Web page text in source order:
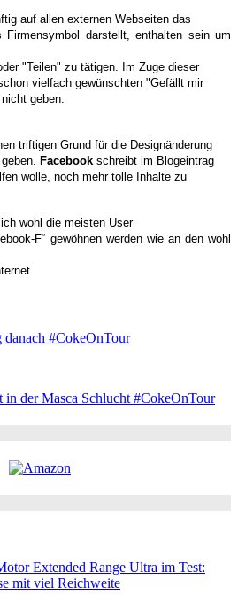
auf allen externen Webseiten das
darstellt, enthalten sein um
"Teilen" zu tätigen. Im Zuge dieser
vielfach gewünschten "Gefällt mir
geben.
triftigen Grund für die Designänderung
Facebook schreibt im Blogeintrag
wolle, noch mehr tolle Inhalte zu
wohl die meisten User
F“ gewöhnen werden wie an den wohl
danach #CokeOnTour
in der Masca Schlucht #CokeOnTour
Extended Range Ultra im Test:
mit viel Reichweite